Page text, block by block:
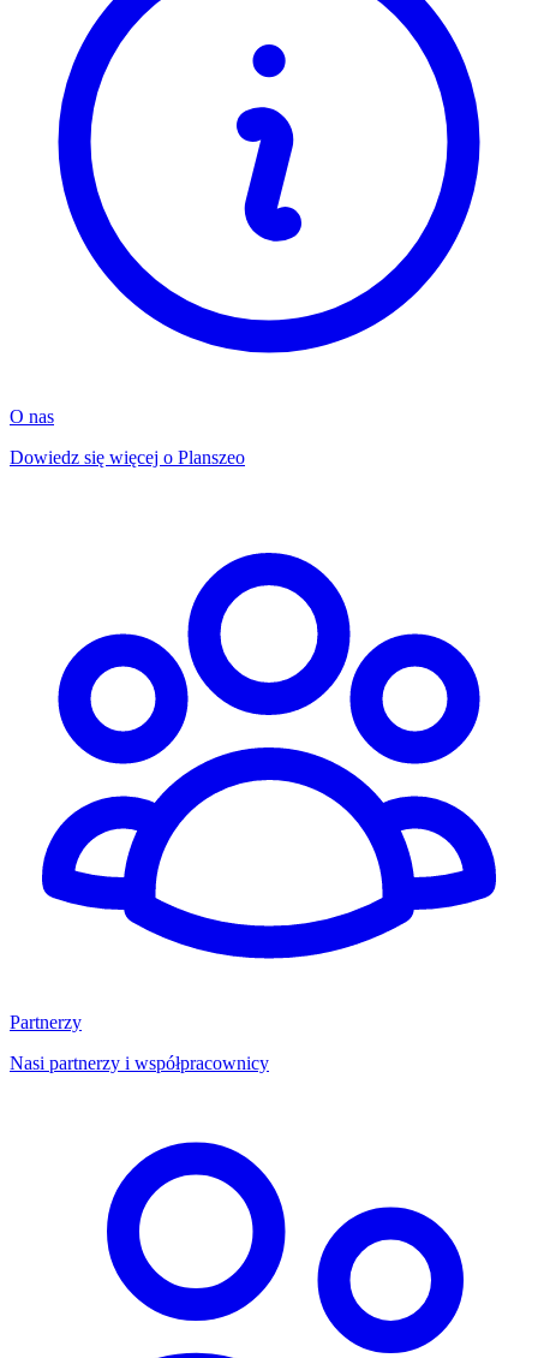
O nas
Dowiedz się więcej o Planszeo
Partnerzy
Nasi partnerzy i współpracownicy